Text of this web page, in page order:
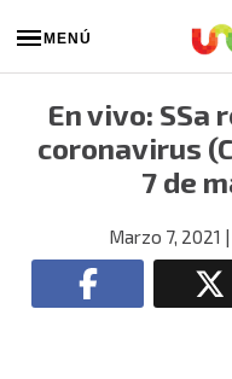
MENÚ
En vivo: SSa
coronavirus
7 de
Marzo 7, 2021